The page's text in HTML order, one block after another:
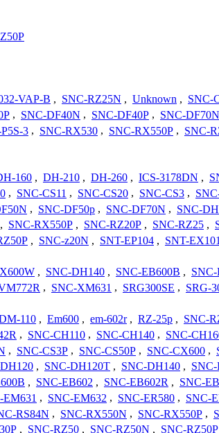
VAP-B , SNC-RZ25N , Unknown , SNC-
, SNC-DF40N , SNC-DF40P , SNC-DF70N
3 , SNC-RX530 , SNC-RX550P , SNC-
160 , DH-210 , DH-260 , ICS-3178DN ,
, SNC-CS11 , SNC-CS20 , SNC-CS3 ,
, SNC-DF50p , SNC-DF70N , SNC-
, SNC-RX550P , SNC-RZ20P , SNC-RZ25 ,
, SNC-z20N , SNT-EP104 , SNT-EX101
, SNC-DH140 , SNC-EB600B ,
, SNC-XM631 , SRG300SE , SRG-
110 , Em600 , em-602r , RZ-25p , SNC-
, SNC-CH110 , SNC-CH140 , SNC-
, SNC-CS3P , SNC-CS50P , SNC-CX600 ,
, SNC-DH120T , SNC-DH140 ,
, SNC-EB602 , SNC-EB602R , SNC-
EM631 , SNC-EM632 , SNC-ER580 , SNC-
RS84N , SNC-RX550N , SNC-RX550P ,
, SNC-RZ50 , SNC-RZ50N , SNC-RZ50P